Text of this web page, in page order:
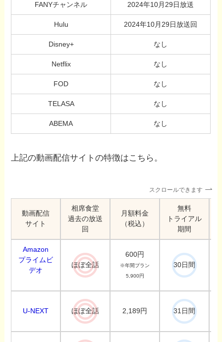
FANYチャンネル 2024年10月29日放送
Hulu 2024年10月29日放送回
Disney+ なし
Netflix なし
FOD なし
TELASA なし
ABEMA なし
上記の動画配信サイトの特徴はこちら。
スクロールできます
動画配信
サイト
相席食堂
過去の放送
回
月額料金
（税込）
無料
トライアル
期間
Amazon
プライムビ
デオ
ほぼ全話
600円
※年間プラン
5,900円
30日間
U-NEXT ほぼ全話 2,189円 31日間